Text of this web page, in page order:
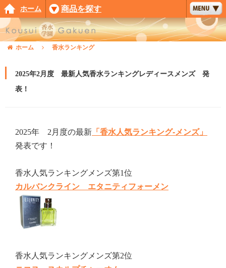
ホーム 商品を探す
ホーム 香水ランキング
2025年2月度 最新人気香水ランキングレディースメンズ 発
表！
2025年 2月度の最新 「香水人気ランキング-メンズ」
発表です！
香水人気ランキングメンズ第1位
カルバンクライン エタニティフォーメン
香水人気ランキングメンズ第2位